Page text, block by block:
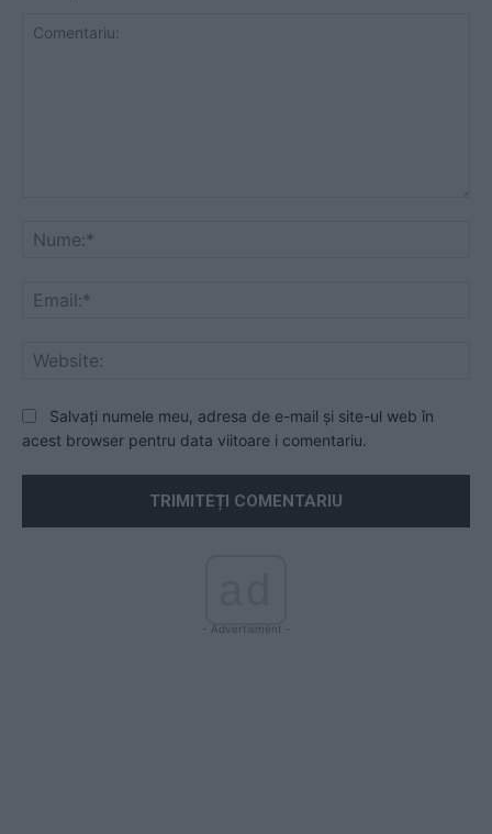
Salvați numele meu, adresa de e-mail și site-ul web în
acest browser pentru data viitoare i comentariu.
- Advertisment -